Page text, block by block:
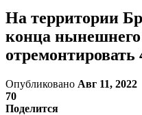
На территории
конца нынешнего
отремонтировать
Опубликовано Авг 11, 2022
70
Поделится